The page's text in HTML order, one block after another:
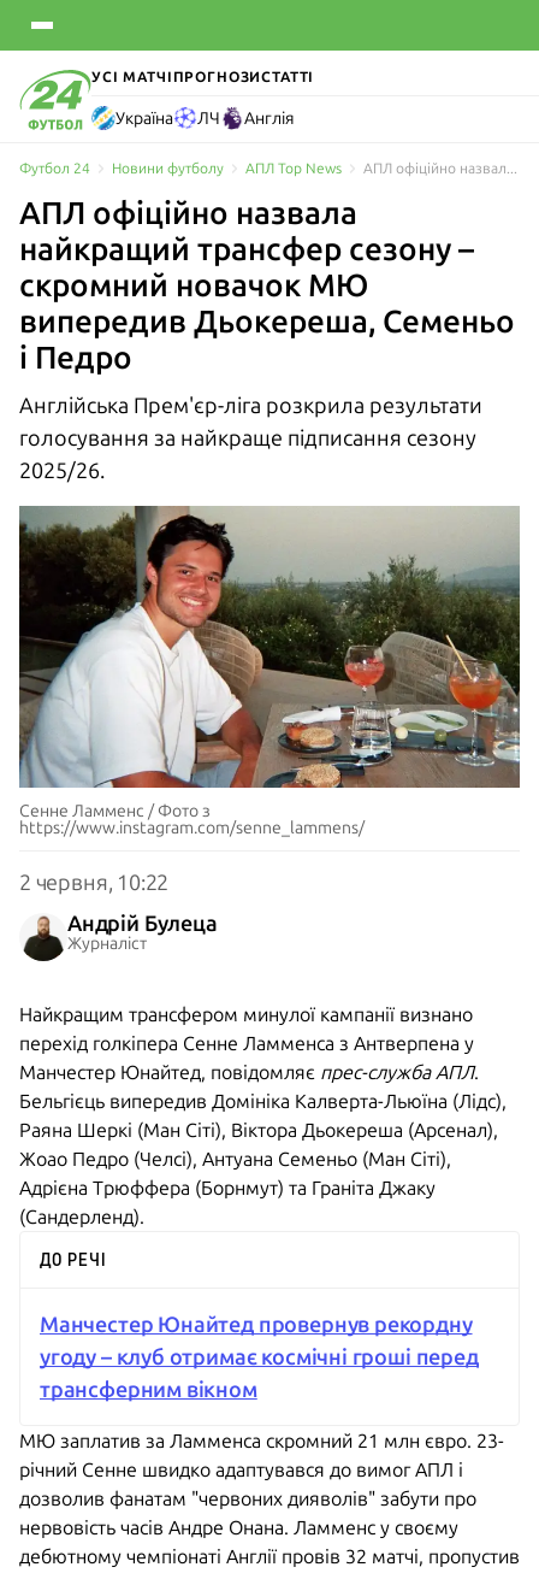
УСІ МАТЧІ ПРОГНОЗИСТАТТІ
Україна ЛЧ Англія
Футбол 24 Новини футболу АПЛ Top News
АПЛ офіційно назвала
найкращий трансфер сезону –
скромний новачок МЮ
випередив Дьокереша, Семеньо
і Педро
Англійська Прем'єр-ліга розкрила результати
голосування за найкраще підписання сезону
2025/26.
Сенне Ламменс / Фото з
https://www.instagram.com/senne_lammens/
2 червня, 10:22
Андрій Булеца
Журналіст
Найкращим трансфером минулої кампанії визнано
перехід голкіпера Сенне Ламменса з Антверпена у
Манчестер Юнайтед, повідомляє прес-служба АПЛ.
Бельгієць випередив Домініка Калверта-Льюїна (Лідс),
Раяна Шеркі (Ман Сіті), Віктора Дьокереша (Арсенал),
Жоао Педро (Челсі), Антуана Семеньо (Ман Сіті),
Адрієна Трюффера (Борнмут) та Граніта Джаку
(Сандерленд).
ДО РЕЧІ
Манчестер Юнайтед провернув рекордну
угоду – клуб отримає космічні гроші перед
трансферним вікном
МЮ заплатив за Ламменса скромний 21 млн євро. 23-
річний Сенне швидко адаптувався до вимог АПЛ і
дозволив фанатам "червоних дияволів" забути про
нервовість часів Андре Онана. Ламменс у своєму
дебютному чемпіонаті Англії провів 32 матчі, пропустив